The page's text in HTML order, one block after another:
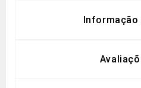
Informação